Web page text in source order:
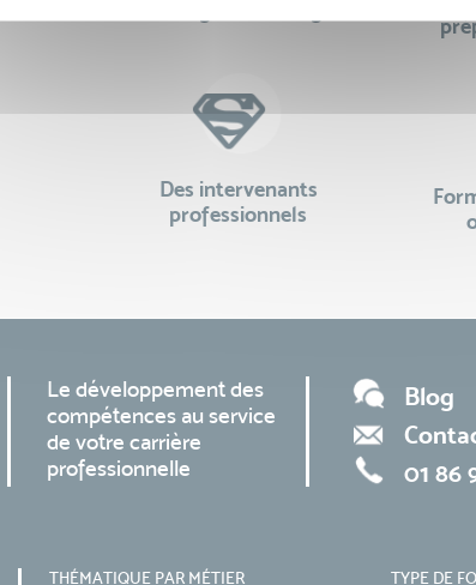
Des intervenants
professionnels
Le développement des
compétences au service
de votre carrière
professionnelle
Blog
01 86
THÉMATIQUE PAR MÉTIER TYPE DE